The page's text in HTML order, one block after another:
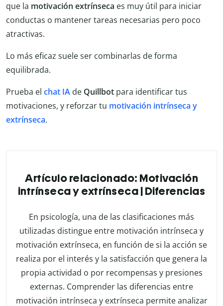
que la motivación extrínseca es muy útil para iniciar
conductas o mantener tareas necesarias pero poco
atractivas.
Lo más eficaz suele ser combinarlas de forma
equilibrada.
Prueba el chat IA de Quillbot para identificar tus
motivaciones, y reforzar tu motivación intrínseca y
extrínseca.
Artículo relacionado: Motivación
intrínseca y extrínseca | Diferencias
En psicología, una de las clasificaciones más
utilizadas distingue entre motivación intrínseca y
motivación extrínseca, en función de si la acción se
realiza por el interés y la satisfacción que genera la
propia actividad o por recompensas y presiones
externas. Comprender las diferencias entre
motivación intrínseca y extrínseca permite analizar